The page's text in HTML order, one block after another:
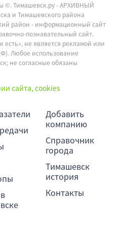
©.Тимашевск.ру - АРХИВНЫЙ
и Тимашевского района
район - информационный сайт
познавательный сайт.
не является рекламой или
Любое использование
не согласные обязаны
сайта, cookies
Добавить
компанию
Справочник
города
Тимашевск
история
Контакты